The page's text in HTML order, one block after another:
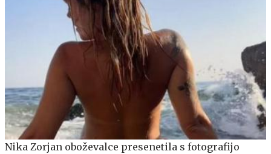
Nika Zorjan oboževalce presenetila s fotografijo